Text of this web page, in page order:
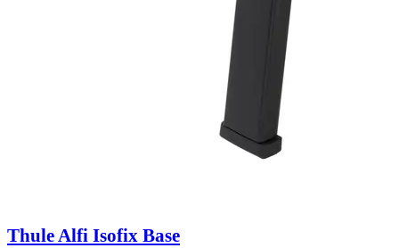
Thule Alfi Isofix Base